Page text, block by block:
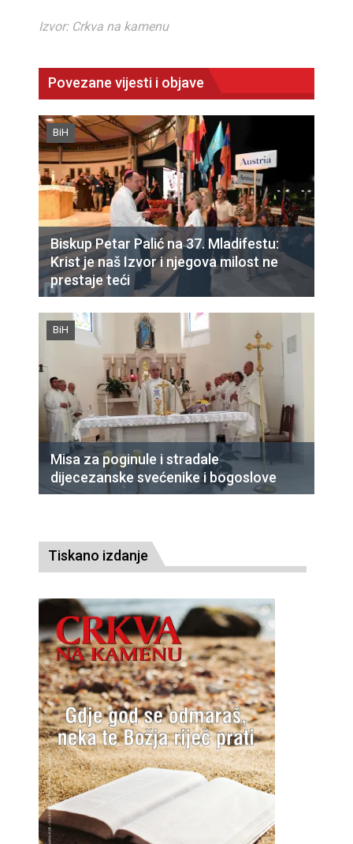
Izvor: Crkva na kamenu
Povezane vijesti i objave
BiH
Biskup Petar Palić na 37. Mladifestu:
Krist je naš Izvor i njegova milost ne
prestaje teći
BiH
Misa za poginule i stradale
dijecezanske svećenike i bogoslove
Tiskano izdanje